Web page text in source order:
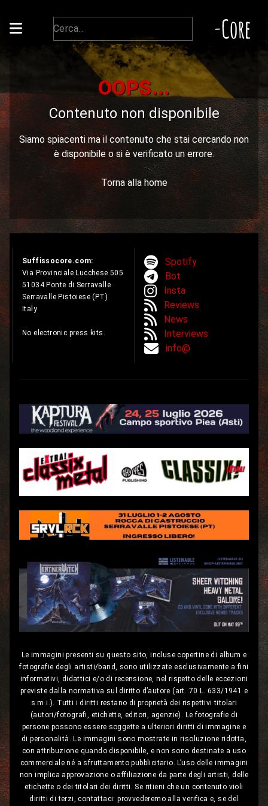
-Core
OOPS...
Contenuto non disponibile
Siamo spiacenti ma il contenuto che stai cercando non
è disponibile o si è verificato un errore.
Torna alla home
Suffissocore.com:
Via Provinciale Lucchese 505
51034 Ponte di Serravalle
Serravalle Pistoiese (PT)
Italy
No electronic press kits.
Spotify
Bot
Insta
Reviews
News
Interviews
info@
Le immagini presenti su questo sito, incluse copertine di album e
fotografie degli artisti/band, sono utilizzate esclusivamente a fini
informativi, didattici e/o di recensione, nel rispetto delle eccezioni
previste dalla normativa sul diritto d’autore (art. 70 L. 633/1941 e
s.m.i.). Tutti i diritti restano di proprietà dei rispettivi titolari
(autori/fotografi, etichette, editori, agenzie). Le fotografie di
persone possono essere soggette a ulteriori diritti di immagine e
di personalità. Le immagini sono mostrate in risoluzione ridotta,
con attribuzione quando disponibile, e non sono destinate a uso
commerciale né a sfruttamento pubblicitario. L’uso delle immagini
non implica approvazione o affiliazione da parte degli artisti, delle
etichette o dei titolari dei diritti. Se ritieni che un contenuto violi
diritti di terzi, contattaci: provvederemo alla verifica e, se del